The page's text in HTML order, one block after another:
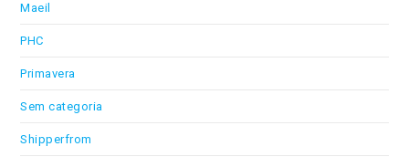
Maeil
PHC
Primavera
Sem categoria
Shipperfrom